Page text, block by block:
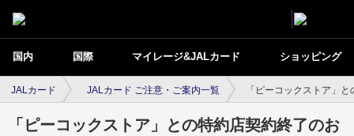
国内 国際 マイレージ&JALカード ショッピング
JALカード JALカード ご注意・ご案内一覧 「ピーコックストア」
「ピーコックストア」との特約店契約終了のお